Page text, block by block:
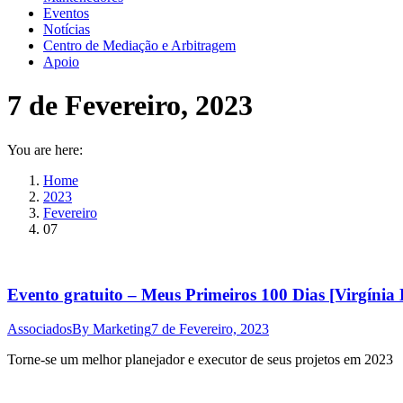
Eventos
Notícias
Centro de Mediação e Arbitragem
Apoio
7 de Fevereiro, 2023
You are here:
Home
2023
Fevereiro
07
Evento gratuito – Meus Primeiros 100 Dias [Virgínia
AssociadosBy Marketing7 de Fevereiro, 2023
Torne-se um melhor planejador e executor de seus projetos em 2023